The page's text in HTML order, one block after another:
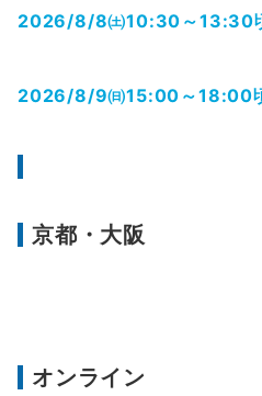
2026/8/8㈯10:30～13:30
2026/8/9㈰15:00～18:00
京都・大阪
オンライン